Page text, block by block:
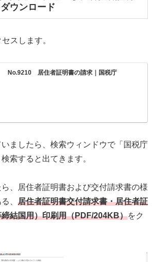
ウンロード
スします。
No.9210 居住者証明書の請求｜国税庁
ましたら、検索ウィンドウで「国税庁
索すると出てきます。
、居住者証明書および交付請求書の様
、 居住者証明書交付請求書・居住者証
結国用）印刷用（PDF/204KB）をク